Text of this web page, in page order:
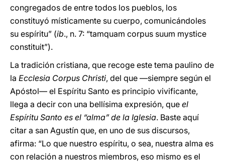
congregados de entre todos los pueblos, los
constituyó místicamente su cuerpo, comunicándoles
su espíritu” (ib., n. 7: “tamquam corpus suum mystice
constituit”).
La tradición cristiana, que recoge este tema paulino de
la Ecclesia Corpus Christi, del que ―siempre según el
Apóstol― el Espíritu Santo es principio vivificante,
llega a decir con una bellísima expresión, que el
Espíritu Santo es el “alma” de la Iglesia. Baste aquí
citar a san Agustín que, en uno de sus discursos,
afirma: “Lo que nuestro espíritu, o sea, nuestra alma es
con relación a nuestros miembros, eso mismo es el